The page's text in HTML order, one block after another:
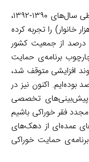
فقر خوراکی در طی سال‌های ۱۳۹۰-۱۳۹۲،
۲ واحد درصدی (در حدود ۵۵۰ هزار خانوار) را تجربه کرده
و از حدود ۶٫۳۵ درصد به حدود ۸٫۳۵ درصد از جمعیت کشور
برنامه‌ی حمایت
افزایشی متوقف شد،
کاهش این میزان تا مرز ۸ درصد بوده‌ایم. اکنون نیز در
پیش‌بینی‌های تخصصی
فقر خوراکی باشیم
عمده‌ای از دهک‌های
حمایت خوراکی